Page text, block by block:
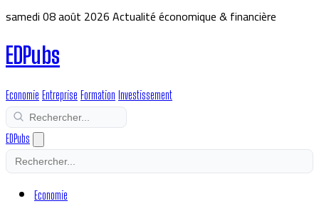
samedi 08 août 2026Actualité économique & financière
EDPubs
Economie Entreprise Formation Investissement
EDPubs
Economie